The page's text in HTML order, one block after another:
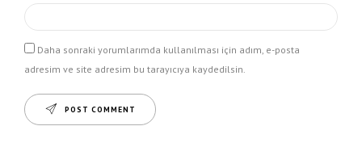
Daha sonraki yorumlarımda kullanılması için adım, e-posta
adresim ve site adresim bu tarayıcıya kaydedilsin.
POST COMMENT